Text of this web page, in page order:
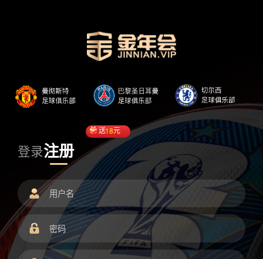
登录注册
送18元